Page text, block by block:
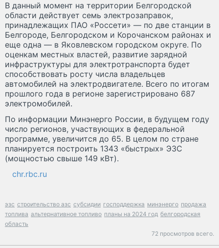
В данный момент на территории Белгородской
области действует семь электрозаправок,
принадлежащих ПАО «Россети» — по две станции в
Белгороде, Белгородском и Корочанском районах и
еще одна — в Яковлевском городском округе. По
оценкам местных властей, развитие зарядной
инфраструктуры для электротранспорта будет
способствовать росту числа владельцев
автомобилей на электродвигателе. Всего по итогам
прошлого года в регионе зарегистрировано 687
электромобилей.
По информации Минэнерго России, в будущем году
число регионов, участвующих в федеральной
программе, увеличится до 65. В целом по стране
планируется построить 1343 «быстрых» ЭЗС
(мощностью свыше 149 кВт).
chr.rbc.ru
эзс строительство азс субсидии господдержка минэнерго продажа
топлива альтернативное топливо планы на 2024 год белгородская
область
72 просмотров всего.